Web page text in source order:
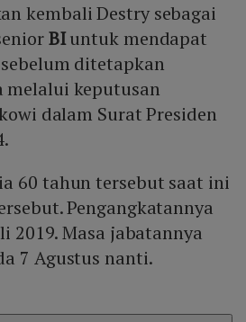
kembali Destry sebagai
BIuntuk mendapat
ditetapkan
melalui keputusan
dalam Surat Presiden
60 tahun tersebut saat ini
Pengangkatannya
2019. Masa jabatannya
7 Agustus nanti.